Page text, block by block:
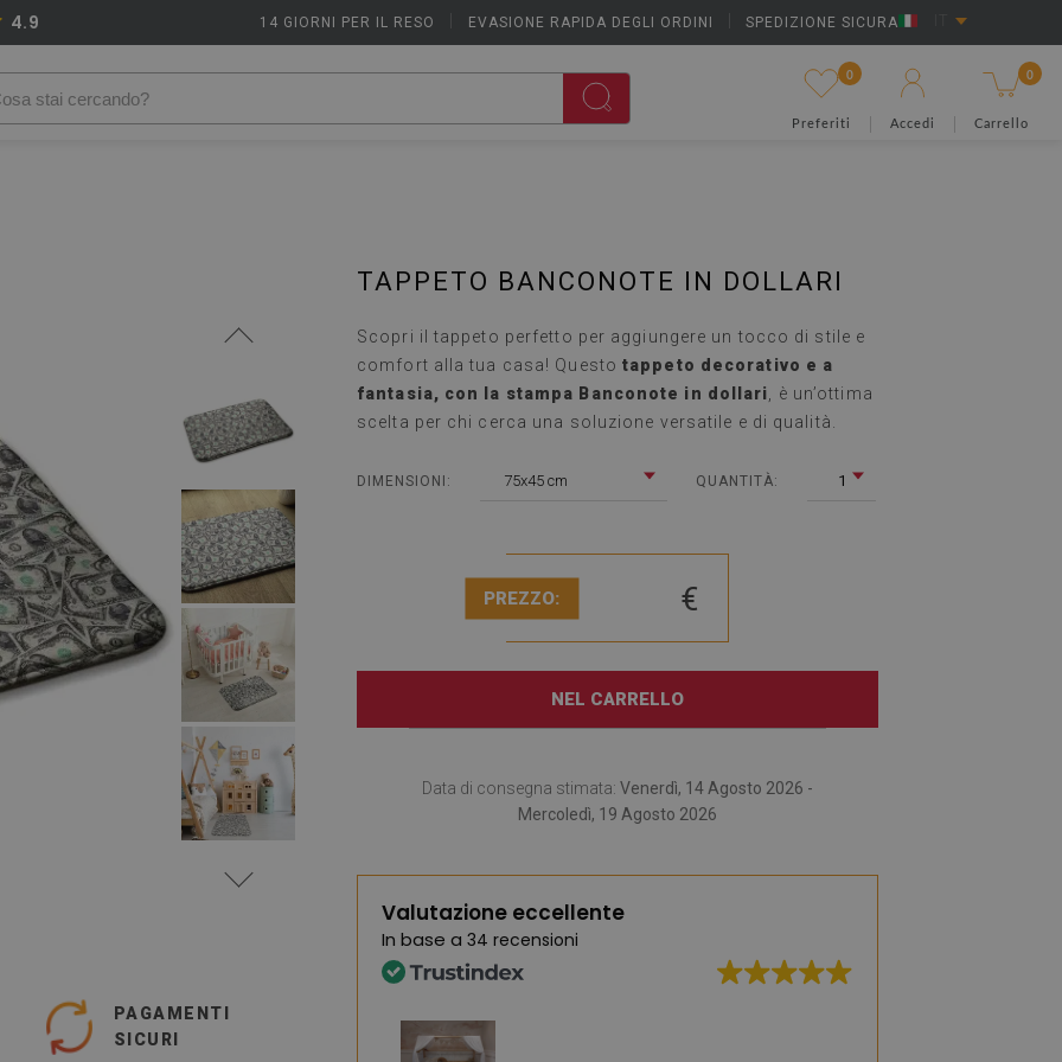
14 GIORNI PER IL RESO EVASIONE RAPIDA DEGLI ORDINI SPEDIZIONE SICURA
4.9
0
Preferiti Accedi
0
Carrello
PAGAMENTI
SICURI
TAPPETO BANCONOTE IN DOLLARI
Scopri il tappeto perfetto per aggiungere un tocco di stile e
comfort alla tua casa! Questotappeto decorativo e a
fantasia, con la stampa Banconote in dollari , è un’ottima
scelta per chi cerca una soluzione versatile e di qualità.
DIMENSIONI: 75x45 cm QUANTITÀ: 1
PREZZO: €
NEL CARRELLO
Data di consegna stimata: Venerdì, 14 Agosto 2026 -
Mercoledì, 19 Agosto 2026
Valutazione eccellente
In base a 34 recensioni